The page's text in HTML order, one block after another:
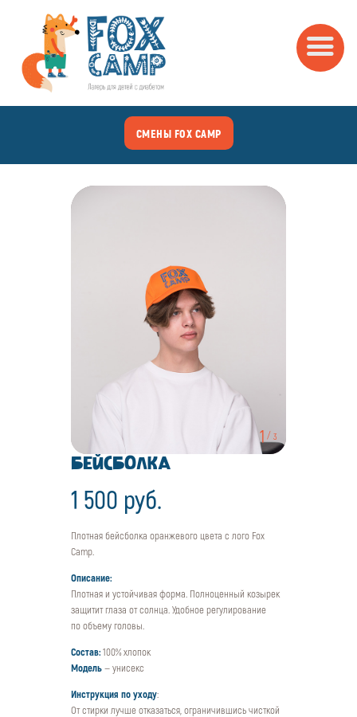
МАГАЗИН FOX CAMP
одежда для супергероев
ГЛАВНАЯ
СМЕНЫ FOX CAMP
1 / 3
БЕЙСБОЛКА
1 500 руб.
Плотная бейсболка оранжевого цвета с лого Fox
Camp.
Описание:
Плотная и устойчивая форма. Полноценный козырек
защитит глаза от солнца. Удобное регулирование
по объему головы.
Состав:100% хлопок
Модель— унисекс
Инструкция по уходу:
От стирки лучше отказаться, ограничившись чисткой